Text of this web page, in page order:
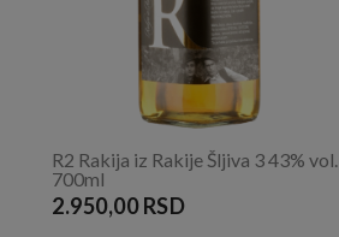
R2 Rakija iz Rakije Šljiva 3 43% vol.
700ml
2.950,00 RSD